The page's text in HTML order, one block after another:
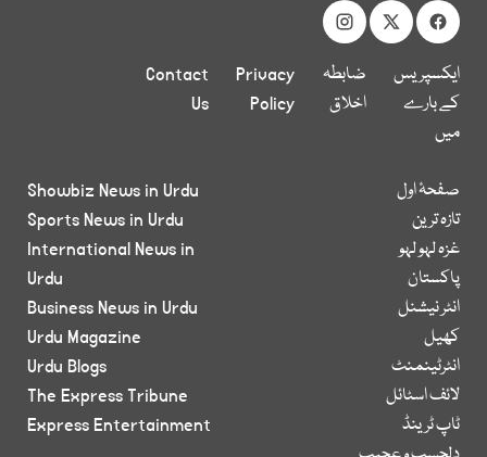
ایکسپریس
کے بارے
میں
ضابطہ
اخلاق
Privacy
Policy
Contact
Us
صفحۂ اول
تازہ ترین
غزہ لہو لہو
پاکستان
انٹر نیشنل
کھیل
انٹرٹینمنٹ
لائف اسٹائل
ٹاپ ٹرینڈ
Showbiz News in Urdu
Sports News in Urdu
International News in
Urdu
Business News in Urdu
Urdu Magazine
Urdu Blogs
The Express Tribune
Express Entertainment